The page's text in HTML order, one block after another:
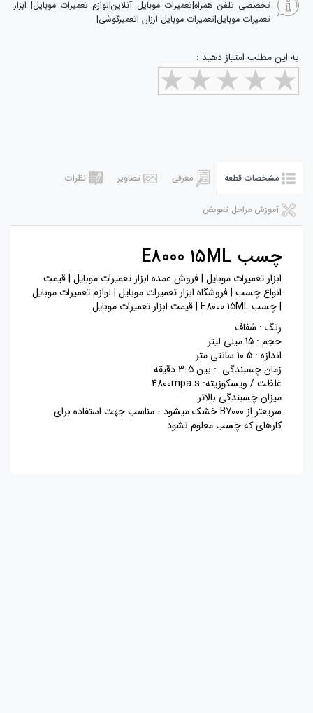
تخصصی تلفن همراه|تعمیرات موبایل آنلاین|لوازم تعمیرات موبایل| ابزار
تعمیرات موبایل|تعمیرات موبایل ارزان |تعمیرگوشی|
به این مطلب امتیاز دهید :
مشخصات قطعه معرفی تصاویر نظرات
آموزش مراحل تعویض
چسب E8000 15ML
ابزار تعمیرات موبایل | فروش عمده ابزار تعمیرات موبایل | قیمت
انواع چسب | فروشگاه ابزار تعمیرات موبایل | لوازم تعمیرات موبایل
| چسب E8000 15ML | قیمت ابزار تعمیرات موبایل
رنگ : شفاف
حجم : 15 میلی لیتر
اندازه : 10.5 سانتی متر
زمان چسبندگی : بین 5-3 دقیقه
غلظت / ویسکوزیته: 4800mpa.s
میزان چسبندگی بالاتر
سریعتر از B7000 خشک میشود - مناسب جهت استفاده برای
کارهای که چسب معلوم نشود